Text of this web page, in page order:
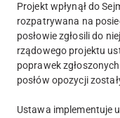
Projekt wpłynął do
rozpatrywana na
posłowie zgłosili do
rządowego projektu
poprawek
posłów opozycji
Ustawa implementuje